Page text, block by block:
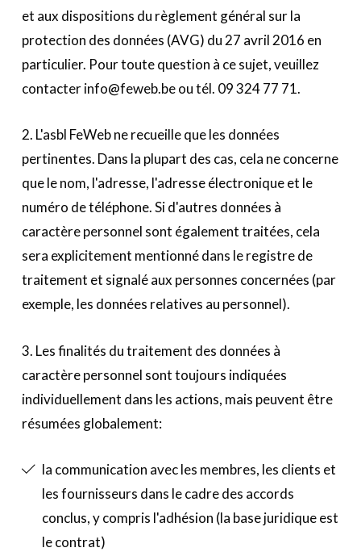
et aux dispositions du règlement général sur la
protection des données (AVG) du 27 avril 2016 en
particulier. Pour toute question à ce sujet, veuillez
contacter info@feweb.be ou tél. 09 324 77 71.
2. L'asbl FeWeb ne recueille que les données
pertinentes. Dans la plupart des cas, cela ne concerne
que le nom, l'adresse, l'adresse électronique et le
numéro de téléphone. Si d'autres données à
caractère personnel sont également traitées, cela
sera explicitement mentionné dans le registre de
traitement et signalé aux personnes concernées (par
exemple, les données relatives au personnel).
3. Les finalités du traitement des données à
caractère personnel sont toujours indiquées
individuellement dans les actions, mais peuvent être
résumées globalement:
la communication avec les membres, les clients et
les fournisseurs dans le cadre des accords
conclus, y compris l'adhésion (la base juridique est
le contrat)